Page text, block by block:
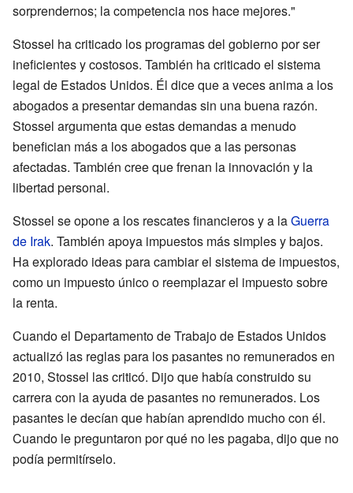
sorprendernos; la competencia nos hace mejores."
Stossel ha criticado los programas del gobierno por ser
ineficientes y costosos. También ha criticado el sistema
legal de Estados Unidos. Él dice que a veces anima a los
abogados a presentar demandas sin una buena razón.
Stossel argumenta que estas demandas a menudo
benefician más a los abogados que a las personas
afectadas. También cree que frenan la innovación y la
libertad personal.
Stossel se opone a los rescates financieros y a laGuerra
de Irak. También apoya impuestos más simples y bajos.
Ha explorado ideas para cambiar el sistema de impuestos,
como un impuesto único o reemplazar el impuesto sobre
la renta.
Cuando el Departamento de Trabajo de Estados Unidos
actualizó las reglas para los pasantes no remunerados en
2010, Stossel las criticó. Dijo que había construido su
carrera con la ayuda de pasantes no remunerados. Los
pasantes le decían que habían aprendido mucho con él.
Cuando le preguntaron por qué no les pagaba, dijo que no
podía permitírselo.